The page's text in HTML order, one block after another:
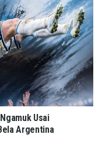
Usai
Argentina